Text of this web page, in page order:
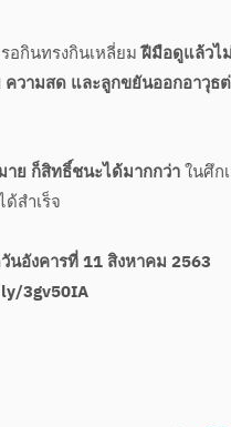
อกินทรงกินเหลี่ยมฝีมือดูแล้วไ
ความสด และลูกขยันออกอาวุธ
ย ก็สิทธิ์ชนะได้มากกว่าในศึก
สำเร็จ
อังคารที่ 11 สิงหาคม 2563
3gv50IA